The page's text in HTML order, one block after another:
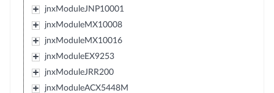
jnxModuleJNP10001
jnxModuleMX10008
jnxModuleMX10016
jnxModuleEX9253
jnxModuleJRR200
jnxModuleACX5448M